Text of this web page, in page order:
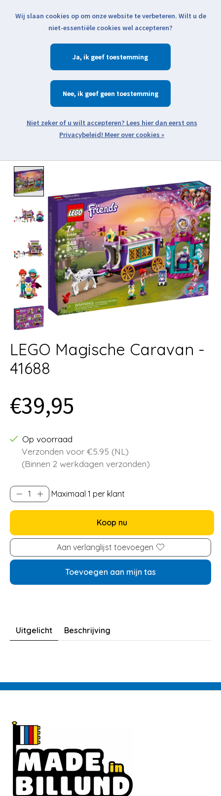
Klik voor actuele verzendinformatie...
Verlanglijst
Zoeken
Open webshop menu
LEGO Magische Caravan -
41688
€39,95
Op voorraad
Verzonden voor €5.95 (NL)
(Binnen 2 werkdagen verzonden)
Maximaal 1 per klant
Koop nu
Aan verlanglijst toevoegen
Toevoegen aan mijn tas
Uitgelicht Beschrijving
Wij slaan cookies op om onze website te verbeteren. Wilt u de
niet-essentiële cookies wel accepteren?
Ja
Nee
Meer over cookies »